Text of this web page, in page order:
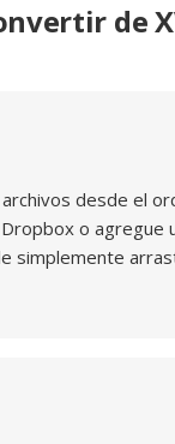
de
desde el
o agregue
simplemente